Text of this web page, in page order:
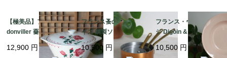
サイズ　全長24.5ｃｍ、幅8ｃｍ
【極美品】フランス Ba
donviller 薔薇のチュリ
ーン / ステンシル スー
プポット 蓋付き深皿｜
12,900 円
フランス蚤の市 ミニサ
イズ 銅製ソースパン 3
点セット MADE IN FR
ANCE / 真鍮ハンドル
10,500 円
フランス・ヴィンテー
ジ Digoin & Sarregue
mines ピンクの深皿2
枚十大皿1枚｜フランス
10,500 円